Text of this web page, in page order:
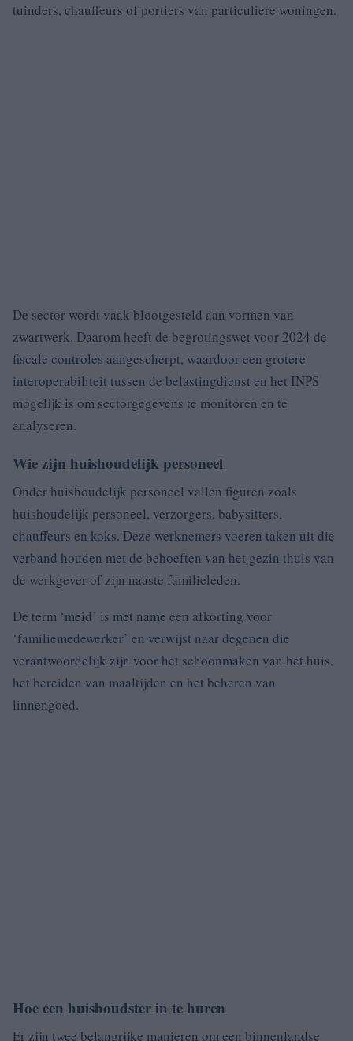
tuinders, chauffeurs of portiers van particuliere woningen.
De sector wordt vaak blootgesteld aan vormen van
zwartwerk. Daarom heeft de begrotingswet voor 2024 de
fiscale controles aangescherpt, waardoor een grotere
interoperabiliteit tussen de belastingdienst en het INPS
mogelijk is om sectorgegevens te monitoren en te
analyseren.
Wie zijn huishoudelijk personeel
Onder huishoudelijk personeel vallen figuren zoals
huishoudelijk personeel, verzorgers, babysitters,
chauffeurs en koks. Deze werknemers voeren taken uit die
verband houden met de behoeften van het gezin thuis van
de werkgever of zijn naaste familieleden.
De term ‘meid’ is met name een afkorting voor
‘familiemedewerker’ en verwijst naar degenen die
verantwoordelijk zijn voor het schoonmaken van het huis,
het bereiden van maaltijden en het beheren van
linnengoed.
Hoe een huishoudster in te huren
Er zijn twee belangrijke manieren om een binnenlandse